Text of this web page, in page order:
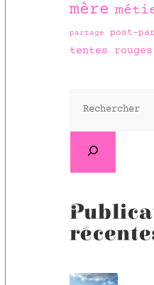
mère
partage post-
tentes rouges